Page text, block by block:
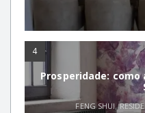
4
Prosperidade:
FENG SHUI,